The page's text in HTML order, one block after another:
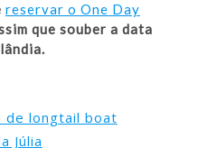
reservar o One Day
que souber a data
de longtail boat
Júlia